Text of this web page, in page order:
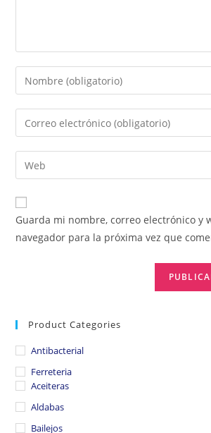
Guarda mi nombre, correo electrónico y
navegador para la próxima vez que
Product Categories
Antibacterial
Ferreteria
Aceiteras
Aldabas
Bailejos